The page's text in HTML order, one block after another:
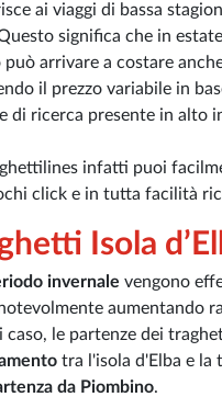
ai viaggi di bassa
significa che in
arrivare a costare
il prezzo variabile in
di ricerca presente in alto
infatti puoi
click e in tutta facilità
Isola
invernale vengono
aumentando
caso, le partenze dei
tra l'isola d'Elba e la
da Piombino.